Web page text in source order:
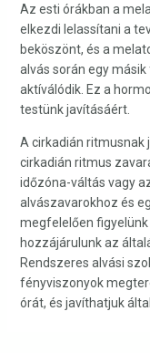
Az esti órákban a
elkezdi lelassítani a
beköszönt, és a
alvás során egy
aktíválódik. Ez a
testünk javításáért.
A cirkadián ritmusnak
cirkadián ritmus
időzóna-váltás vagy
alvászavarokhoz és
megfelelően figyelünk
hozzájárulunk az
Rendszeres alvási
fényviszonyok
órát, és javíthatjuk